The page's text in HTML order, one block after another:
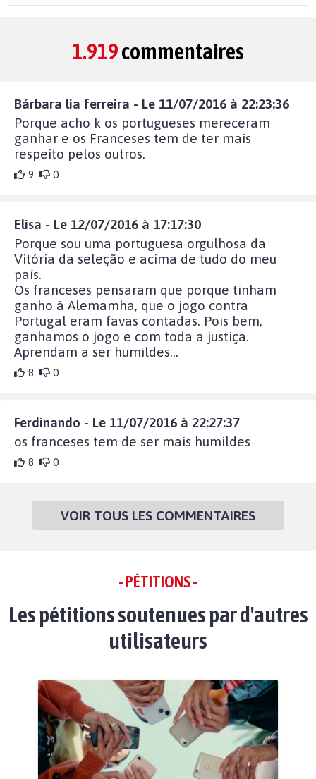
1.919commentaires
Bárbara lia ferreira - Le 11/07/2016 à 22:23:36
Porque acho k os portugueses mereceram
ganhar e os Franceses tem de ter mais
respeito pelos outros.
9 0
Elisa - Le 12/07/2016 à 17:17:30
Porque sou uma portuguesa orgulhosa da
Vitória da seleção e acima de tudo do meu
país.
Os franceses pensaram que porque tinham
ganho à Alemamha, que o jogo contra
Portugal eram favas contadas. Pois bem,
ganhamos o jogo e com toda a justiça.
Aprendam a ser humildes...
8 0
Ferdinando - Le 11/07/2016 à 22:27:37
os franceses tem de ser mais humildes
8 0
VOIR TOUS LES COMMENTAIRES
- PÉTITIONS -
Les pétitions soutenues par d'autres
utilisateurs